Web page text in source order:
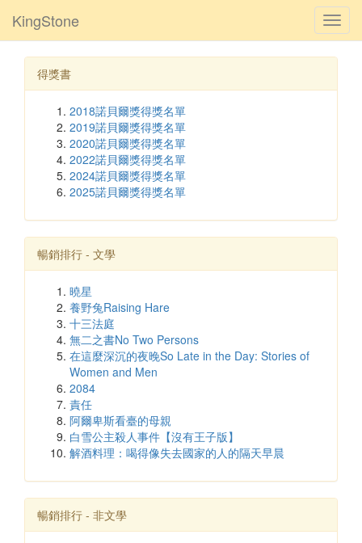
KingStone
得獎書
2018諾貝爾獎得獎名單
2019諾貝爾獎得獎名單
2020諾貝爾獎得獎名單
2022諾貝爾獎得獎名單
2024諾貝爾獎得獎名單
2025諾貝爾獎得獎名單
暢銷排行 - 文學
曉星
養野兔Raising Hare
十三法庭
無二之書No Two Persons
在這麼深沉的夜晚So Late in the Day: Stories of
Women and Men
2084
責任
阿爾卑斯看臺的母親
白雪公主殺人事件【沒有王子版】
解酒料理：喝得像失去國家的人的隔天早晨
暢銷排行 - 非文學